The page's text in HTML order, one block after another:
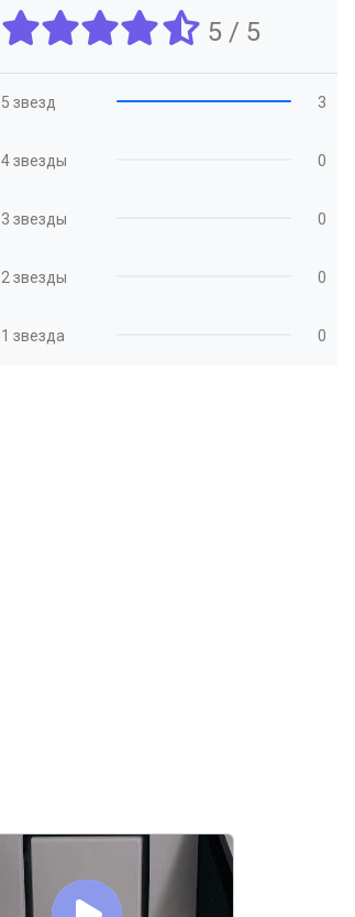
5 / 5
5 звезд 3
4 звезды 0
3 звезды 0
2 звезды 0
1 звезда 0